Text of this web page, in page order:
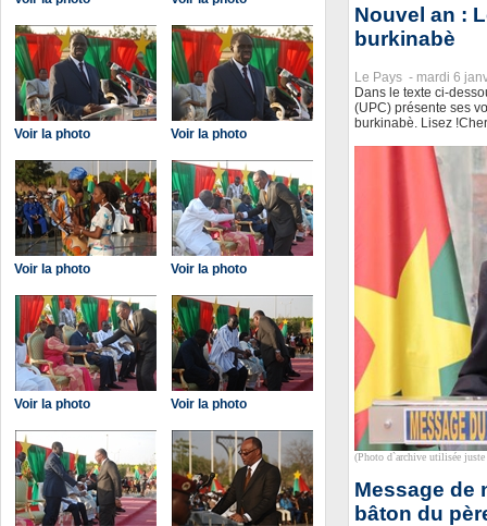
Voir la photo Voir la photo
Voir la photo Voir la photo
Voir la photo Voir la photo
Nouvel an :
burkinabè
Le Pays - mardi 6
Dans le texte ci-
(UPC) présente ses
burkinabè. Lisez
(Photo d`archive utilisée
Message de
bâton du